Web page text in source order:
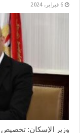
6 فبراير، 2024